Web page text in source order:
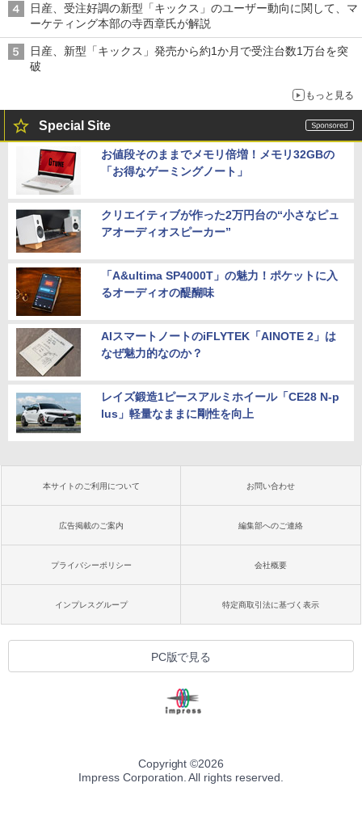
日産、受注好調の新型「キックス」のユーザー動向に関して、マ
ーケティング本部の寺西章氏が解説
日産、新型「キックス」発売から約1か月で受注台数1万台を突
破
もっと見る
Special Site
お値段そのままでメモリ倍増！メモリ32GBの
「お得なゲーミングノート」
クリエイティブが作った2万円台の“小さなピュ
アオーディオスピーカー”
「A&ultima SP4000T」の魅力！ポケットに入
るオーディオの醍醐味
AIスマートノートのiFLYTEK「AINOTE 2」は
なぜ魅力的なのか？
レイズ鍛造1ピースアルミホイール「CE28 N-p
lus」軽量なままに剛性を向上
本サイトのご利用について お問い合わせ
広告掲載のご案内 編集部へのご連絡
プライバシーポリシー 会社概要
インプレスグループ 特定商取引法に基づく表示
PC版で見る
Copyright ©2026
Impress Corporation. All rights reserved.